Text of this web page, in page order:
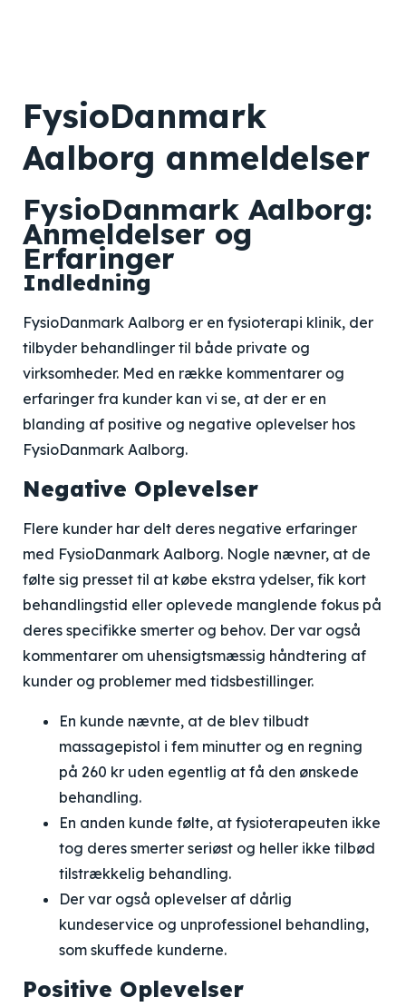
FysioDanmark
Aalborg anmeldelser
FysioDanmark Aalborg:
Anmeldelser og
Erfaringer
Indledning
FysioDanmark Aalborg er en fysioterapi klinik, der
tilbyder behandlinger til både private og
virksomheder. Med en række kommentarer og
erfaringer fra kunder kan vi se, at der er en
blanding af positive og negative oplevelser hos
FysioDanmark Aalborg.
Negative Oplevelser
Flere kunder har delt deres negative erfaringer
med FysioDanmark Aalborg. Nogle nævner, at de
følte sig presset til at købe ekstra ydelser, fik kort
behandlingstid eller oplevede manglende fokus på
deres specifikke smerter og behov. Der var også
kommentarer om uhensigtsmæssig håndtering af
kunder og problemer med tidsbestillinger.
En kunde nævnte, at de blev tilbudt
massagepistol i fem minutter og en regning
på 260 kr uden egentlig at få den ønskede
behandling.
En anden kunde følte, at fysioterapeuten ikke
tog deres smerter seriøst og heller ikke tilbød
tilstrækkelig behandling.
Der var også oplevelser af dårlig
kundeservice og unprofessionel behandling,
som skuffede kunderne.
Positive Oplevelser